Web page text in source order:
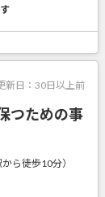
新日： 30日以上前
つための事
ら徒歩10分）